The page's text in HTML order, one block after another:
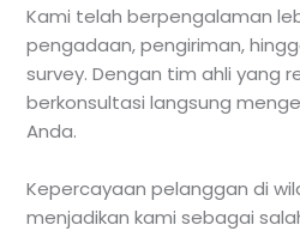
Kami telah berpengalaman
pengadaan, pengiriman,
survey. Dengan tim ahli yang
berkonsultasi langsung
Anda.
Kepercayaan pelanggan di
menjadikan kami sebagai